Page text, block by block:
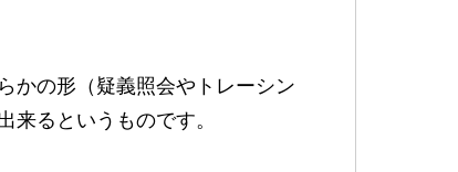
かの形（疑義照会やトレーシン
来るというものです。